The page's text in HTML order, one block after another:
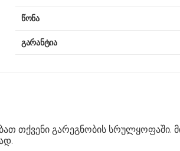
წონა
გარანტია
გარეგნობის სრულყოფაში.